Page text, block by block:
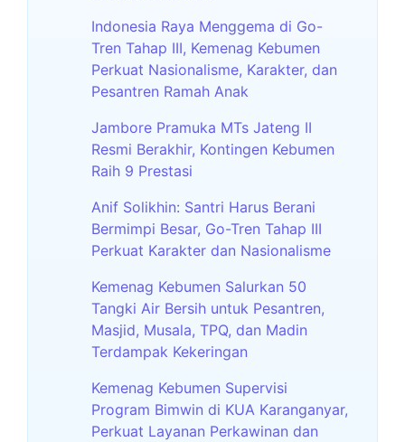
Indonesia Raya Menggema di Go-
Tren Tahap III, Kemenag Kebumen
Perkuat Nasionalisme, Karakter, dan
Pesantren Ramah Anak
Jambore Pramuka MTs Jateng II
Resmi Berakhir, Kontingen Kebumen
Raih 9 Prestasi
Anif Solikhin: Santri Harus Berani
Bermimpi Besar, Go-Tren Tahap III
Perkuat Karakter dan Nasionalisme
Kemenag Kebumen Salurkan 50
Tangki Air Bersih untuk Pesantren,
Masjid, Musala, TPQ, dan Madin
Terdampak Kekeringan
Kemenag Kebumen Supervisi
Program Bimwin di KUA Karanganyar,
Perkuat Layanan Perkawinan dan